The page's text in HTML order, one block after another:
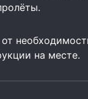
на месте.